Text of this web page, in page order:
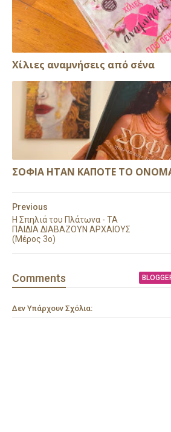
Xίλιες αναμνήσεις από σένα
ΣΟΦΙΑ ΗΤΑΝ ΚΑΠΟΤΕ ΤΟ
Previous
Η Σπηλιά του Πλάτωνα - ΤΑ
ΠΑΙΔΙΑ ΔΙΑΒΑΖΟΥΝ ΑΡΧΑΙΟΥΣ
(Μέρος 3ο)
Comments
Δεν Υπάρχουν Σχόλια: